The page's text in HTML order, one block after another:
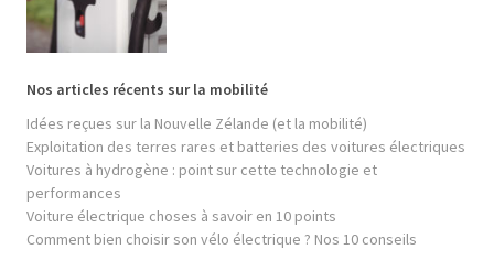
Nos articles récents sur la mobilité
Idées reçues sur la Nouvelle Zélande (et la mobilité)
Exploitation des terres rares et batteries des voitures électriques
Voitures à hydrogène : point sur cette technologie et
performances
Voiture électrique choses à savoir en 10 points
Comment bien choisir son vélo électrique ? Nos 10 conseils